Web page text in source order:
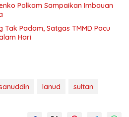
Polkam Sampaikan Imbauan
Padam, Satgas TMMD Pacu
Hari
lanud sultan